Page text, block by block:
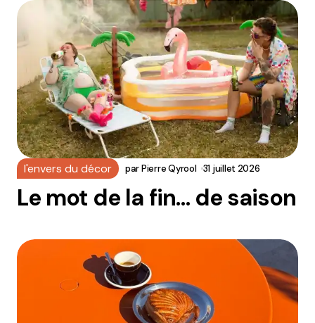
l'envers du décor parPierre Qyrool 31 juillet 2026
Le mot de la fin… de saison